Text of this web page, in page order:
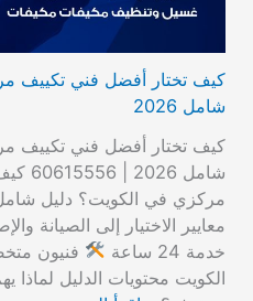
كيف تختار أفضل فني تكييف
شامل 2026
كيف تختار أفضل فني تكييف
شامل
معايير الاختيار إلى الصيانة
خدمة 24 ساعة
فنيون
الكويت محتويات الدليل لماذا